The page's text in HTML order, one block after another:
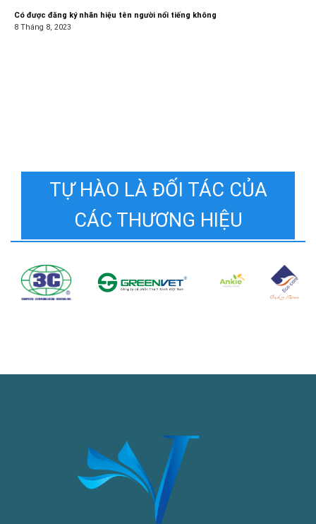
Có được đăng ký nhãn hiệu tên người nổi tiếng không
8 Tháng 8, 2023
TỰ HÀO LÀ ĐỐI TÁC CỦA
CÁC THƯƠNG HIỆU